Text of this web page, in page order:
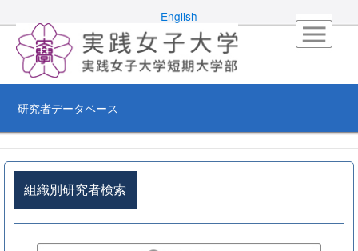
English
研究者データベース
組織別研究者検索